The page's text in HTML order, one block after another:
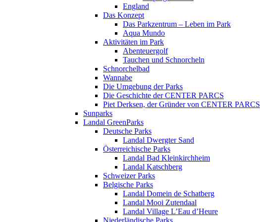
England
Das Konzept
Das Parkzentrum – Leben im Park
Aqua Mundo
Aktivitäten im Park
Abenteuergolf
Tauchen und Schnorcheln
Schnorchelbad
Wannabe
Die Umgebung der Parks
Die Geschichte der CENTER PARCS
Piet Derksen, der Gründer von CENTER PARCS
Sunparks
Landal GreenParks
Deutsche Parks
Landal Dwergter Sand
Österreichische Parks
Landal Bad Kleinkirchheim
Landal Katschberg
Schweizer Parks
Belgische Parks
Landal Domein de Schatberg
Landal Mooi Zutendaal
Landal Village L’Eau d’Heure
Niederländische Parks